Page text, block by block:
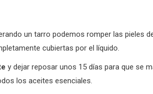
un tarro podemos romper las pieles
cubiertas por el líquido.
y dejar reposar unos 15 días para que se
los aceites esenciales.